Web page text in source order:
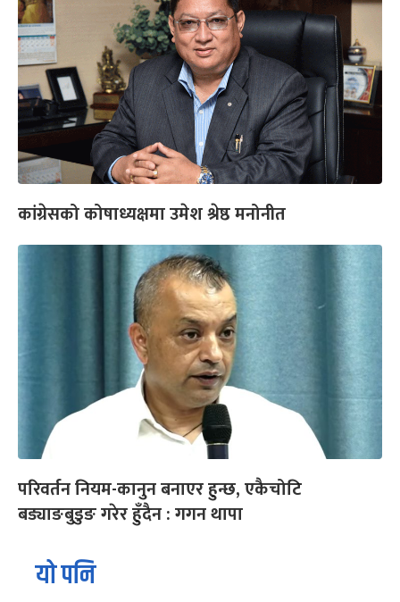
कांग्रेसको कोषाध्यक्षमा उमेश श्रेष्ठ मनोनीत
परिवर्तन नियम-कानुन बनाएर हुन्छ, एकैचोटि
बड्याङबुडुङ गरेर हुँदैन : गगन थापा
यो पनि